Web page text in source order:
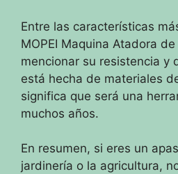
Entre las características
MOPEI Maquina Atadora
mencionar su resistencia y
está hecha de materiales
significa que será una
muchos años.
En resumen, si eres un
jardinería o la agricultura,